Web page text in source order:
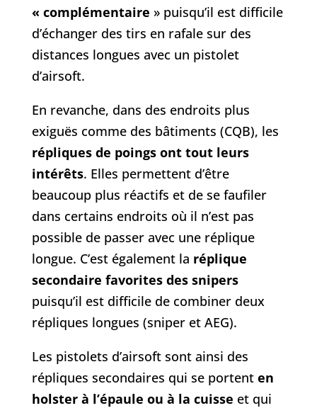
« complémentaire » puisqu’il est difficile
d’échanger des tirs en rafale sur des
distances longues avec un pistolet
d’airsoft.
En revanche, dans des endroits plus
exiguës comme des bâtiments (CQB), les
répliques de poings ont tout leurs
intérêts. Elles permettent d’être
beaucoup plus réactifs et de se faufiler
dans certains endroits où il n’est pas
possible de passer avec une réplique
longue. C’est également la réplique
secondaire favorites des snipers
puisqu’il est difficile de combiner deux
répliques longues (sniper et AEG).
Les pistolets d’airsoft sont ainsi des
répliques secondaires qui se portent en
holster à l’épaule ou à la cuisse et qui